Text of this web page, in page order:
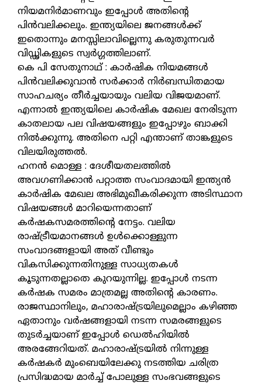
നിയമനിര്‍മാണവും ഇപ്പോള്‍ അതിന്റെ
പിന്‍വലിക്കലും. ഇന്ത്യയിലെ ജനങ്ങള്‍ക്ക്
ഇതൊന്നും മനസ്സിലാവില്ലെന്നു കരുതുന്നവര്‍
വിഡ്ഢികളുടെ സ്വര്‍ഗ്ഗത്തിലാണ്.
കെ പി സേതുനാഥ് : കാര്‍ഷിക നിയമങ്ങള്‍
പിന്‍വലിക്കുവാന്‍ സര്‍ക്കാര്‍ നിര്‍ബന്ധിതമായ
സാഹചര്യം തീര്‍ച്ചയായും വലിയ വിജയമാണ്.
എന്നാല്‍ ഇന്ത്യയിലെ കാര്‍ഷിക മേഖല നേരിടുന്ന
കാതലായ പല വിഷയങ്ങളും ഇപ്പോഴും ബാക്കി
നില്‍ക്കുന്നു. അതിനെ പറ്റി എന്താണ് താങ്കളുടെ
വിലയിരുത്തല്‍.
ഹനന്‍ മൊള്ള : ദേശീയതലത്തില്‍
അവഗണിക്കാന്‍ പറ്റാത്ത സംവാദമായി ഇന്ത്യന്‍
കാര്‍ഷിക മേഖല അഭിമുഖീകരിക്കുന്ന അടിസ്ഥാന
വിഷയങ്ങള്‍ മാറിയെന്നതാണ്
കര്‍ഷകസമരത്തിന്റെ നേട്ടം. വലിയ
രാഷ്ട്രീയമാനങ്ങള്‍ ഉള്‍ക്കൊള്ളുന്ന
സംവാദങ്ങളായി അത് വീണ്ടും
വികസിക്കുന്നതിനുള്ള സാധ്യതകള്‍
കൂടുന്നതല്ലാതെ കുറയുന്നില്ല. ഇപ്പോള്‍ നടന്ന
കര്‍ഷക സമരം മാത്രമല്ല അതിന്റെ കാരണം.
രാജസ്ഥാനിലും, മഹാരാഷ്ട്രയിലുമെല്ലാം കഴിഞ്ഞ
ഏതാനും വര്‍ഷങ്ങളായി നടന്ന സമരങ്ങളുടെ
തുടര്‍ച്ചയാണ് ഇപ്പോള്‍ ഡെല്‍ഹിയില്‍
അരങ്ങേറിയത്. മഹാരാഷ്ട്രയില്‍ നിന്നുള്ള
കര്‍ഷകര്‍ മുംബെയിലേക്കു നടത്തിയ ചരിത്ര
പ്രസിദ്ധമായ മാര്‍ച്ച് പോലുള്ള സംഭവങ്ങളുടെ